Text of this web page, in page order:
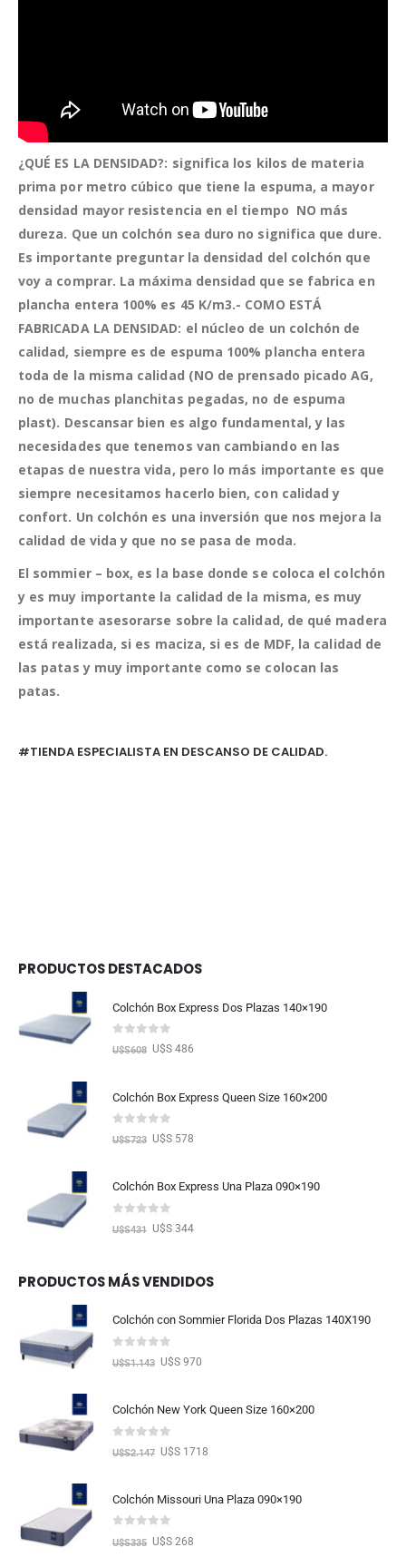
¿QUÉ ES LA DENSIDAD?: significa los kilos de materia
prima por metro cúbico que tiene la espuma, a mayor
densidad mayor resistencia en el tiempo NO más
dureza. Que un colchón sea duro no significa que dure.
Es importante preguntar la densidad del colchón que
voy a comprar. La máxima densidad que se fabrica en
plancha entera 100% es 45 K/m3.- COMO ESTÁ
FABRICADA LA DENSIDAD: el núcleo de un colchón de
calidad, siempre es de espuma 100% plancha entera
toda de la misma calidad (NO de prensado picado AG,
no de muchas planchitas pegadas, no de espuma
plast). Descansar bien es algo fundamental, y las
necesidades que tenemos van cambiando en las
etapas de nuestra vida, pero lo más importante es que
siempre necesitamos hacerlo bien, con calidad y
confort. Un colchón es una inversión que nos mejora la
calidad de vida y que no se pasa de moda.
El sommier – box, es la base donde se coloca el colchón
y es muy importante la calidad de la misma, es muy
importante asesorarse sobre la calidad, de qué madera
está realizada, si es maciza, si es de MDF, la calidad de
las patas y muy importante como se colocan las
patas.
#TIENDA ESPECIALISTA EN DESCANSO DE CALIDAD.
PRODUCTOS DESTACADOS
Colchón Box Express Dos Plazas 140×190
out of 5
U$S608 U$S 486
Colchón Box Express Queen Size 160×200
out of 5
U$S723 U$S 578
Colchón Box Express Una Plaza 090×190
out of 5
U$S431 U$S 344
PRODUCTOS MÁS VENDIDOS
Colchón con Sommier Florida Dos Plazas 140X190
out of 5
U$S1.143 U$S 970
Colchón New York Queen Size 160×200
out of 5
U$S2.147 U$S 1718
Colchón Missouri Una Plaza 090×190
out of 5
U$S335 U$S 268